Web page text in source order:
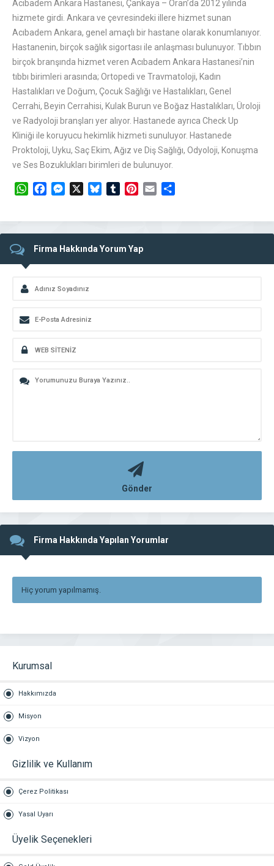
Acıbadem Ankara Hastanesi, Çankaya – Oran’da 2012 yılında
hizmete girdi. Ankara ve çevresindeki illere hizmet sunan
Acıbadem Ankara, genel amaçlı bir hastane olarak konumlanıyor.
Hastanenin, birçok sağlık sigortası ile anlaşması bulunuyor. Tıbbın
birçok branşında hizmet veren Acıbadem Ankara Hastanesi’nin
tıbbı birimleri arasında; Ortopedi ve Travmatoloji, Kadın
Hastalıkları ve Doğum, Çocuk Sağlığı ve Hastalıkları, Genel
Cerrahi, Beyin Cerrahisi, Kulak Burun ve Boğaz Hastalıkları, Üroloji
ve Radyoloji branşları yer alıyor. Hastanede ayrıca Check Up
Kliniği ile koruyucu hekimlik hizmeti sunuluyor. Hastanede
Proktoloji, Uyku, Saç Ekim, Ağız ve Diş Sağlığı, Odyoloji, Konuşma
ve Ses Bozuklukları birimleri de bulunuyor.
WhatsAppFacebookMessengerBlueskyTumblrPinterest
Email
Firma Hakkında Yorum Yap
Gönder
Firma Hakkında Yapılan Yorumlar
Hiç yorum yapılmamış.
Kurumsal
Hakkımızda
Misyon
Vizyon
Gizlilik ve Kullanım
Çerez Politikası
Yasal Uyarı
Üyelik Seçenekleri